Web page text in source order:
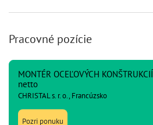
Pracovné pozície
MONTÉR OCEĽOVÝCH
netto
CHRISTAL s. r. o., Francúzsko
Pozri ponuku